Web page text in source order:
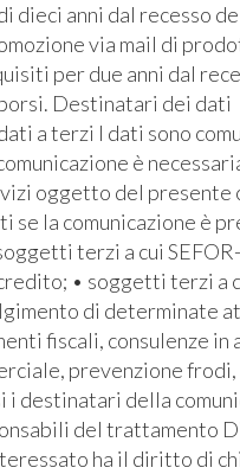
dieci anni dal recesso
via mail di
per due anni dal
Destinatari dei dati
a terzi I dati sono
è
oggetto del presente
se la comunicazione è
terzi a cui
• soggetti terzi a
di determinate
fiscali, consulenze in
prevenzione
i destinatari della
del trattamento
ha il diritto di